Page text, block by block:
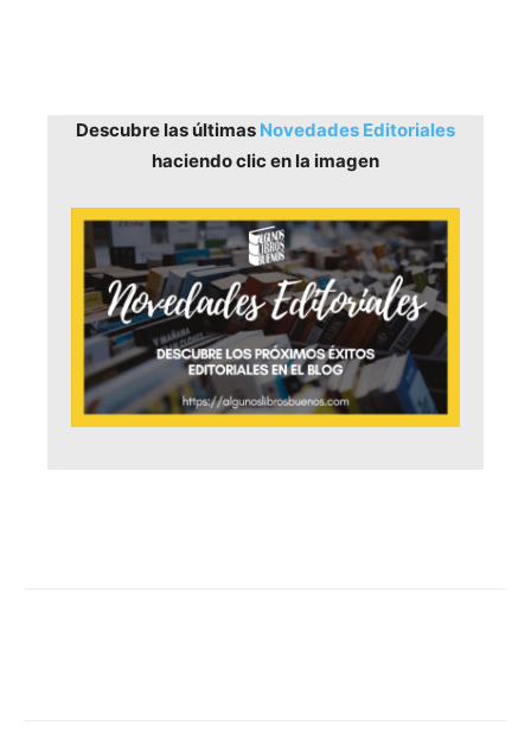
Descubre las últimas Novedades Editoriales
haciendo clic en la imagen